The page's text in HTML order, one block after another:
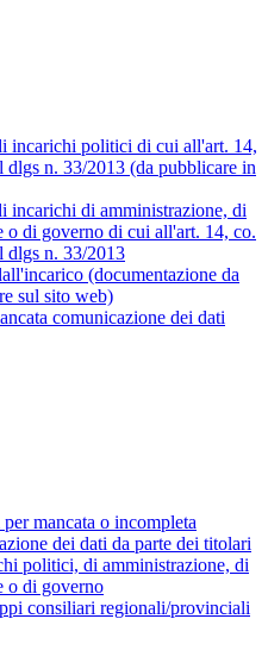
incarichi politici di cui all'art. 14,
dlgs n. 33/2013 (da pubblicare in
incarichi di amministrazione, di
o di governo di cui all'art. 14, co.
dlgs n. 33/2013
(documentazione da
sul sito web)
comunicazione dei dati
mancata o incompleta
dei dati da parte dei titolari
politici, di amministrazione, di
o di governo
consiliari regionali/provinciali